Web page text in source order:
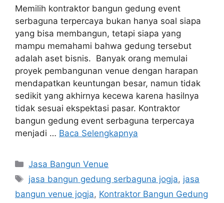
Memilih kontraktor bangun gedung event
serbaguna terpercaya bukan hanya soal siapa
yang bisa membangun, tetapi siapa yang
mampu memahami bahwa gedung tersebut
adalah aset bisnis. Banyak orang memulai
proyek pembangunan venue dengan harapan
mendapatkan keuntungan besar, namun tidak
sedikit yang akhirnya kecewa karena hasilnya
tidak sesuai ekspektasi pasar. Kontraktor
bangun gedung event serbaguna terpercaya
menjadi … Baca Selengkapnya
Kategori
Jasa Bangun Venue
Tag
jasa bangun gedung serbaguna jogja, jasa
bangun venue jogja, Kontraktor Bangun Gedung